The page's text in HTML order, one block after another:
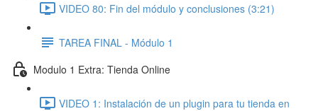
VIDEO 80: Fin del módulo y conclusiones (3:21)
TAREA FINAL - Módulo 1
Modulo 1 Extra: Tienda Online
VIDEO 1: Instalación de un plugin para tu tienda en